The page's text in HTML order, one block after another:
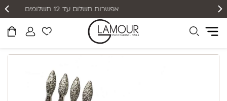
אפשרות תשלום עד 12 תשלומים